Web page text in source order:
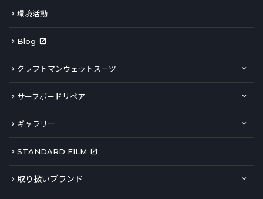
環境活動
Blog
クラフトマンウェットスーツ
サーフボードリペア
ギャラリー
STANDARD FILM
取り扱いブランド